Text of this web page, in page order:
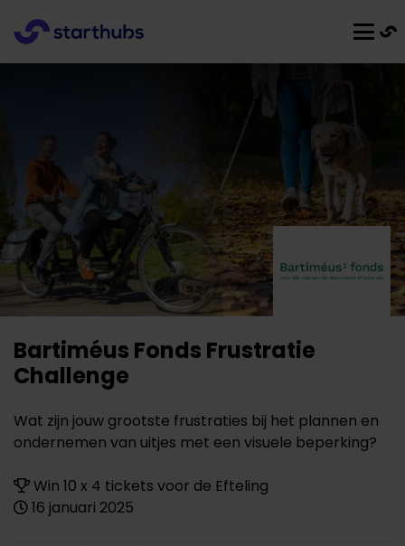
Bartiméus Fonds Frustratie
Challenge
Wat zijn jouw grootste frustraties bij het plannen en
ondernemen van uitjes met een visuele beperking?
Win 10 x 4 tickets voor de Efteling
16 januari 2025